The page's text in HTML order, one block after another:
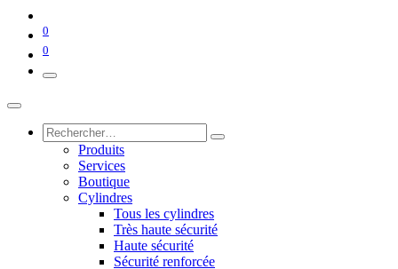
0
0
Produits
Services
Boutique
Cylindres
Tous les cylindres
Très haute sécurité
Haute sécurité
Sécurité renforcée